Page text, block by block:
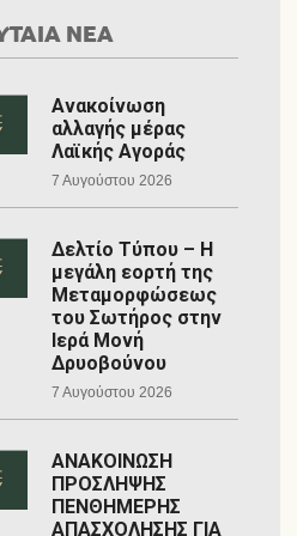
ΝΕΑ
Ανακοίνωση
αλλαγής μέρας
Λαϊκής Αγοράς
7 Αυγούστου 2026
Δελτίο Τύπου – Η
μεγάλη εορτή της
Μεταμορφώσεως
του Σωτήρος στην
Ιερά Μονή
Δρυοβούνου
7 Αυγούστου 2026
ΑΝΑΚΟΙΝΩΣΗ
ΠΡΟΣΛΗΨΗΣ
ΠΕΝΘΗΜΕΡΗΣ
ΑΠΑΣΧΟΛΗΣΗΣ ΓΙΑ